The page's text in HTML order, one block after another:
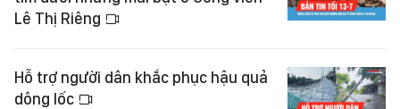
Lê Thị Riêng
Hỗ trợ người dân khắc phục hậu quả
dông lốc